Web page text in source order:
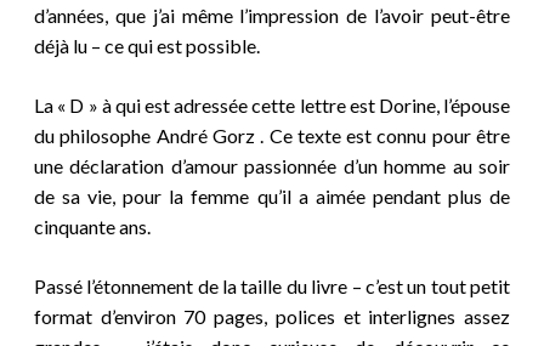
d’années, que j’ai même l’impression de l’avoir peut-être
déjà lu – ce qui est possible.
La « D » à qui est adressée cette lettre est Dorine, l’épouse
du philosophe André Gorz . Ce texte est connu pour être
une déclaration d’amour passionnée d’un homme au soir
de sa vie, pour la femme qu’il a aimée pendant plus de
cinquante ans.
Passé l’étonnement de la taille du livre – c’est un tout petit
format d’environ 70 pages, polices et interlignes assez